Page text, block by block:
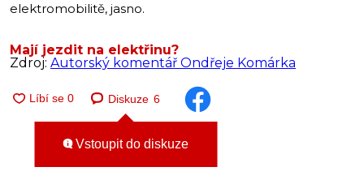
elektromobilitě, jasno.
Mají jezdit na elektřinu?
Zdroj: Autorský komentář Ondřeje Komárka
Diskuze 6
Vstoupit do diskuze